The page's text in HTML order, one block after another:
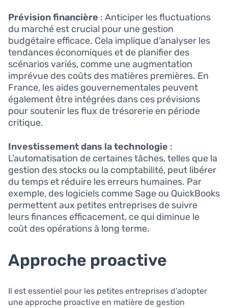
Prévision financière : Anticiper les fluctuations
du marché est crucial pour une gestion
budgétaire efficace. Cela implique d’analyser les
tendances économiques et de planifier des
scénarios variés, comme une augmentation
imprévue des coûts des matières premières. En
France, les aides gouvernementales peuvent
également être intégrées dans ces prévisions
pour soutenir les flux de trésorerie en période
critique.
Investissement dans la technologie :
L’automatisation de certaines tâches, telles que la
gestion des stocks ou la comptabilité, peut libérer
du temps et réduire les erreurs humaines. Par
exemple, des logiciels comme Sage ou QuickBooks
permettent aux petites entreprises de suivre
leurs finances efficacement, ce qui diminue le
coût des opérations à long terme.
Approche proactive
Il est essentiel pour les petites entreprises d’adopter
une approche proactive en matière de gestion